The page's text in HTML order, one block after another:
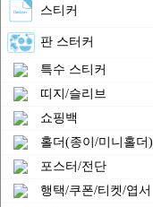
스티커
판 스터커
특수 스티커
띠지/슬리브
쇼핑백
홀더(종이/미니홀더)
포스터/전단
행택/쿠폰/티켓/엽서